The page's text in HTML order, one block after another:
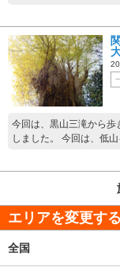
今回は、黒山三滝から歩
しました。 今回は、低
エリアを変更する
全国